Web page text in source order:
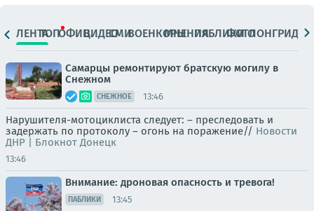
ЛЕНТАТОПОФИЦ.ВИДЕОСМИВОЕНКОРЫМНЕНИЯПАБЛИКИ
ФОТОЛОНГРИДЫ
Самарцы ремонтируют братскую могилу в
Снежном
СНЕЖНОЕ 13:46
Нарушителя-мотоциклиста следует: – преследовать и
задержать по протоколу – огонь на поражение// Новости
ДНР | Блокнот Донецк
13:46
Внимание: дроновая опасность и тревога!
ПАБЛИКИ 13:45